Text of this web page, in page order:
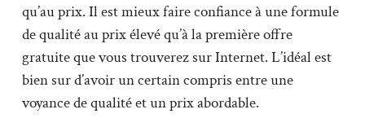
qu’au prix. Il est mieux faire confiance à une formule
de qualité au prix élevé qu’à la première offre
gratuite que vous trouverez sur Internet. L’idéal est
bien sur d’avoir un certain compris entre une
voyance de qualité et un prix abordable.